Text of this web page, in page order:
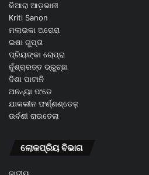
କିଆରା ଆଡ଼ଭାନୀ
Kriti Sanon
ମଲାଇକା ଅରୋରା
ଇଷା ଗୁପ୍ତା
ପ୍ରିୟଙ୍କା ଚୋପ୍ରା
ନୁଁଶ୍ର୍ରତ୍ତ ଭ୍ରୁଚ୍ଛା
ଦିଶା ପାଟାନି
ଅନନ୍ୟା ପଂଡେ
ଯାକଲୀନ ଫର୍ଣ୍ଣଣ୍ଡେଜ଼
ଉର୍ବଶୀ ରାଉତେଲା
ଲୋକପ୍ରିୟ ବିଭାଗ